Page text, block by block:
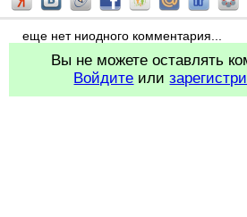
еще нет ниодного комментария...
Вы не можете оставлять
Войдите или